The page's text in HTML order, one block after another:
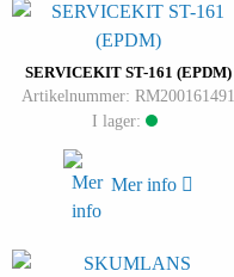
SERVICEKIT ST-161 (EPDM)
Artikelnummer: RM200161491
I lager:
Mer info